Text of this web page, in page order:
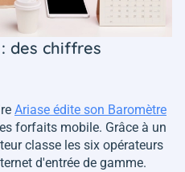
des chiffres
Ariase édite son Baromètre
forfaits mobile. Grâce à un
classe les six opérateurs
d'entrée de gamme.